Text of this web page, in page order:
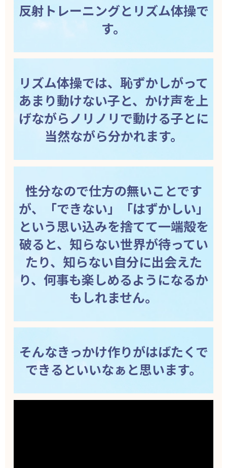
反射トレーニングとリズム体操で
す。
リズム体操では、恥ずかしがって
あまり動けない子と、かけ声を上
げながらノリノリで動ける子とに
当然ながら分かれます。
性分なので仕方の無いことです
が、「できない」「はずかしい」
という思い込みを捨てて一端殻を
破ると、知らない世界が待ってい
たり、知らない自分に出会えた
り、何事も楽しめるようになるか
もしれません。
そんなきっかけ作りがはばたくで
できるといいなぁと思います。